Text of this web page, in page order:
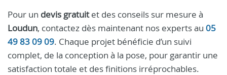
Pour un devis gratuitet des conseils sur mesure à
Loudun, contactez dès maintenant nos experts au 05
49 83 09 09. Chaque projet bénéficie d’un suivi
complet, de la conception à la pose, pour garantir une
satisfaction totale et des finitions irréprochables.